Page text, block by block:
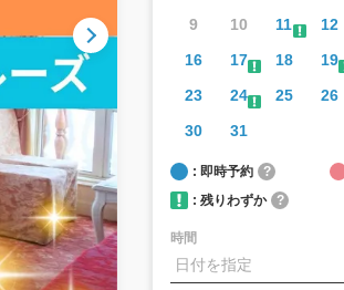
9
10 11 12
16
17 18 19
23
24 25 26
30
31
: 即時予約 ?
: 残りわずか
?
時間